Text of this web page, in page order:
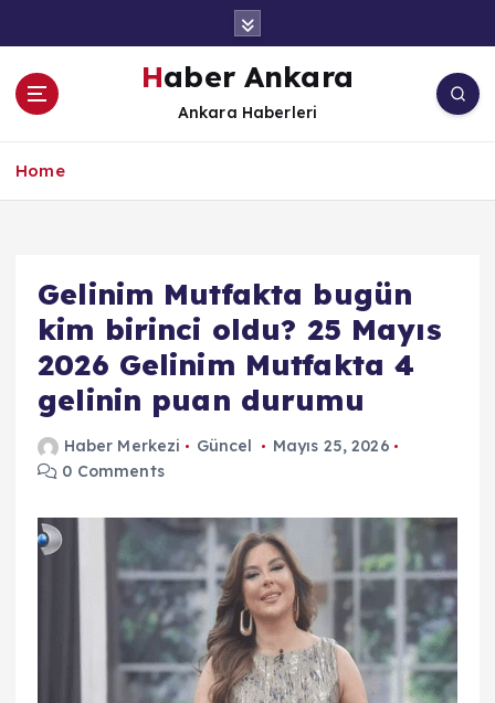
Haber Ankara
Ankara Haberleri
Home
Gelinim Mutfakta bugün
kim birinci oldu? 25 Mayıs
2026 Gelinim Mutfakta 4
gelinin puan durumu
Haber Merkezi Güncel
Mayıs 25, 2026
0 Comments